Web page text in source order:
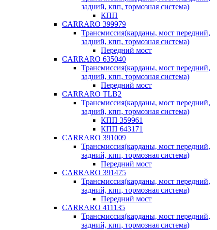
задний, кпп, тормозная система)
КПП
CARRARO 399979
Трансмиссия(карданы, мост передний,
задний, кпп, тормозная система)
Передний мост
CARRARO 635040
Трансмиссия(карданы, мост передний,
задний, кпп, тормозная система)
Передний мост
CARRARO TLB2
Трансмиссия(карданы, мост передний,
задний, кпп, тормозная система)
КПП 359961
КПП 643171
CARRARO 391009
Трансмиссия(карданы, мост передний,
задний, кпп, тормозная система)
Передний мост
CARRARO 391475
Трансмиссия(карданы, мост передний,
задний, кпп, тормозная система)
Передний мост
CARRARO 411135
Трансмиссия(карданы, мост передний,
задний, кпп, тормозная система)